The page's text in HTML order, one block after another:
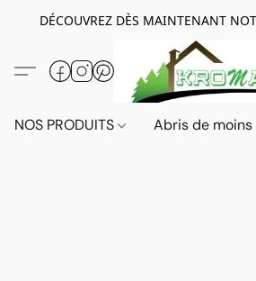
DÉCOUVREZ DÈS MAINTENANT
NOS PRODUITS Abris de